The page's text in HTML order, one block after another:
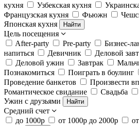
кухня
Узбекская кухня
Французская кухня
Фьюжн
Японская кухня
Найти
Цель посещения
After-party
Pre-party Бизнес-
напиться
Девичник Деловой
Деловой ужин
Завтрак
Познакомиться
Поиграть в боулинг
Проведение банкетов
Произвести
Романтическое свидание
Свадьба
Ужин с друзьями
Найти
Средний счет
до 1000р
от 1000р до 2000р